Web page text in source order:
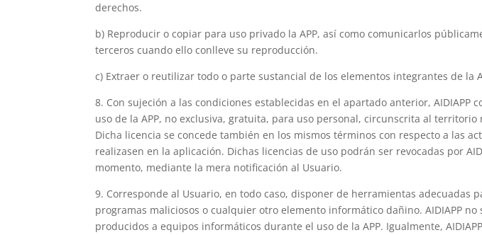
derechos.
b) Reproducir o copiar para uso privado la APP, así como comunicarlos
terceros cuando ello conlleve su reproducción.
c) Extraer o reutilizar todo o parte sustancial de los elementos integrantes de la
8. Con sujeción a las condiciones establecidas en el apartado anterior, AIDIAPP
uso de la APP, no exclusiva, gratuita, para uso personal, circunscrita al
Dicha licencia se concede también en los mismos términos con respecto a las
realizasen en la aplicación. Dichas licencias de uso podrán ser revocadas por
momento, mediante la mera notificación al Usuario.
9. Corresponde al Usuario, en todo caso, disponer de herramientas adecuadas
programas maliciosos o cualquier otro elemento informático dañino. AIDIAPP
producidos a equipos informáticos durante el uso de la APP. Igualmente,